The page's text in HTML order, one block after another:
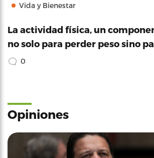
Vida y Bienestar
La actividad física, un
no solo para perder peso sino
0
Opiniones